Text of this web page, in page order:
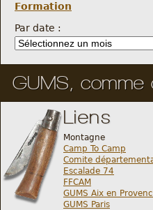
Formation
Par date :
GUMS, comme
Liens
Montagne
Camp To Camp
Comite
Escalade 74
FFCAM
GUMS Aix en
GUMS Paris